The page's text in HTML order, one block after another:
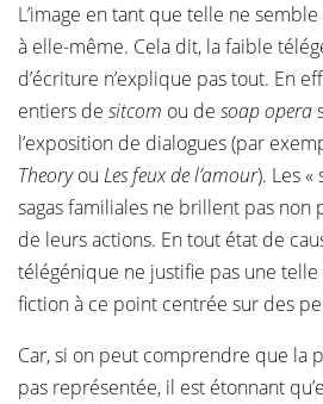
L’image en tant que telle ne
à elle-même. Cela dit, la faible
d’écriture n’explique pas tout. En
entiers de sitcom ou de soap opera
l’exposition de dialogues (par
Theoryou Les feux de l’amour). Les
sagas familiales ne brillent pas non
de leurs actions. En tout état de
télégénique ne justifie pas une telle
fiction à ce point centrée sur des
Car, si on peut comprendre que la
pas représentée, il est étonnant